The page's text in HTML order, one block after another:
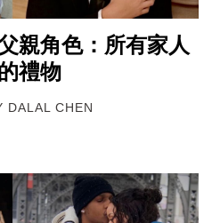
親角色：所有家人
禮物
DALAL CHEN